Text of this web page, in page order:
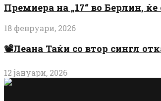
Премиера на „17“ во Берлин,
18 февруари, 2026
📽️Леана Таќи со втор сингл
12 јануари, 2026